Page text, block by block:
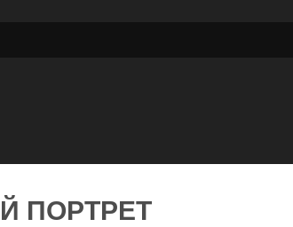
ПОРТРЕТ